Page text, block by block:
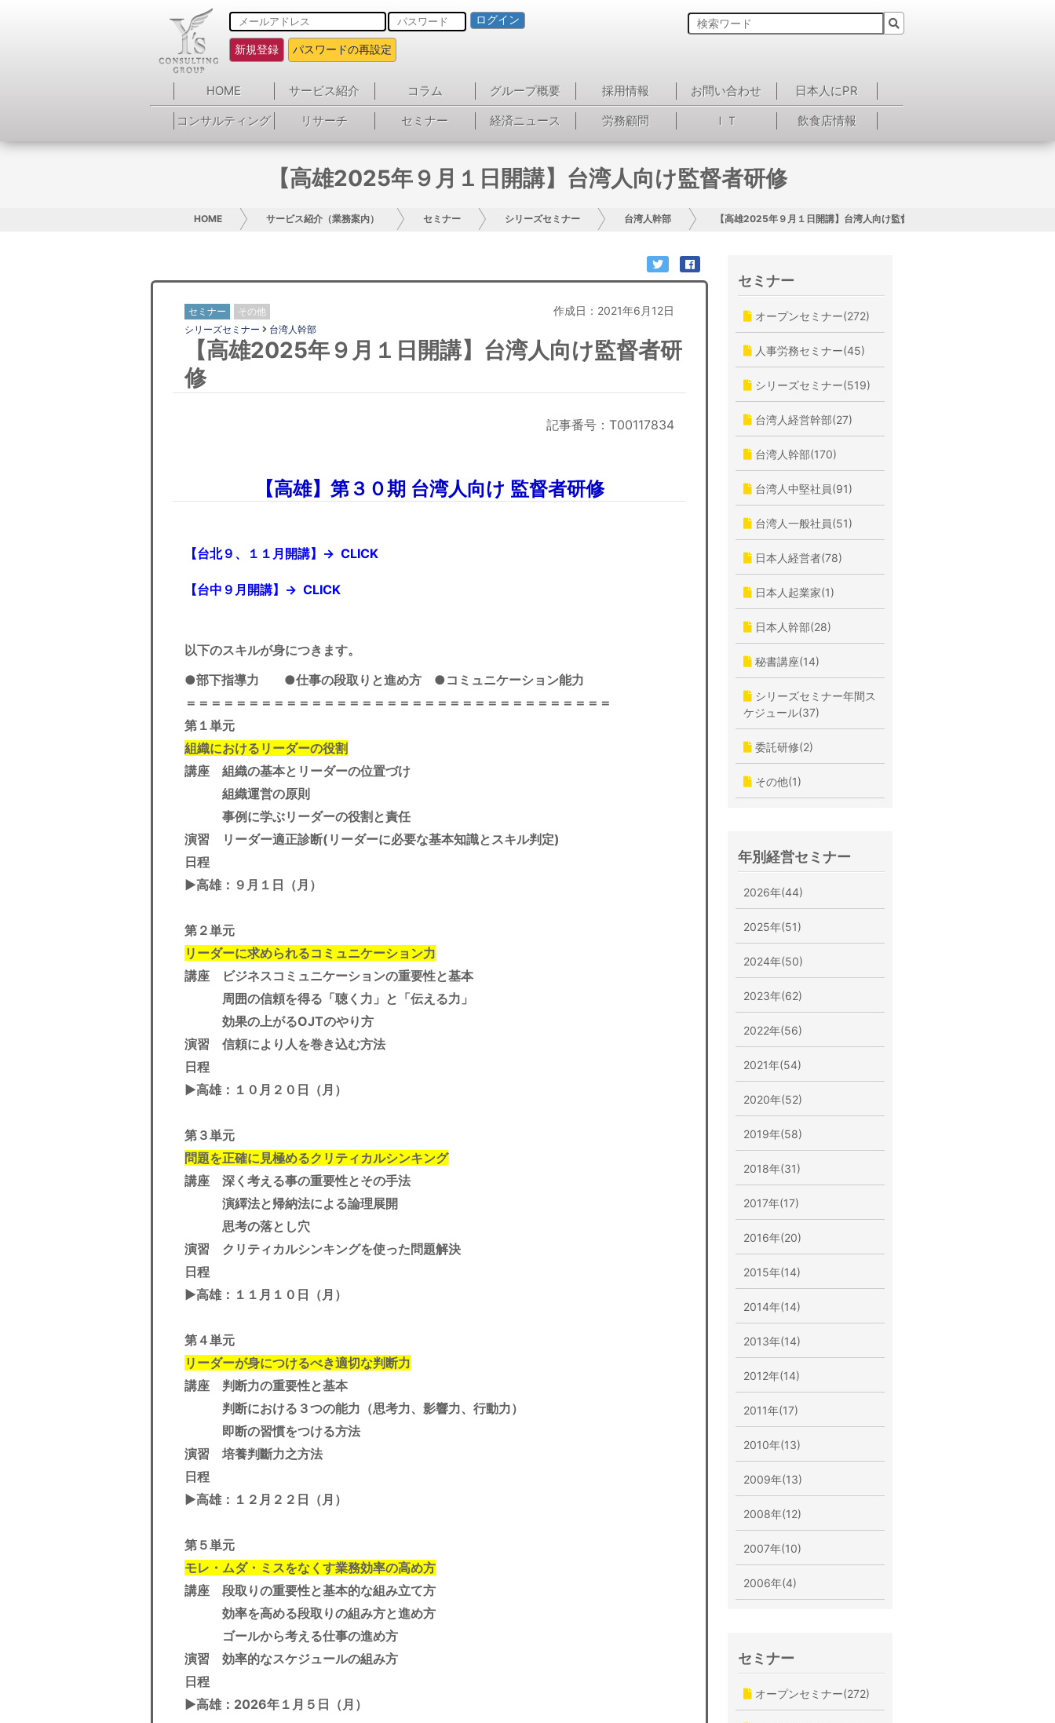
ログイン
新規登録 パスワードの再設定
HOME サービス紹介 コラム グループ概要 採用情報 お問い合わせ
日本人にPR
コンサルティング
リサーチ セミナー 経済ニュース 労務顧問 ＩＴ 飲食店情報
【高雄2025年９月１日開講】台湾人向け監督者研修
HOME サービス紹介（業務案内） セミナー シリーズセミナー 台湾人幹部 【高雄2025年９月１日開講】台湾人向け監督者研修
セミナー その他 作成日：2021年6月12日
シリーズセミナー 台湾人幹部
【高雄2025年９月１日開講】台湾人向け監督者研
修
記事番号：T00117834
【高雄】第３０期 台湾人向け 監督者研修
【台北９、１１ 月開講】→ CLICK
【台中９月開講】→ CLICK
以下のスキルが身につきます。
●部下指導力 ●仕事の段取りと進め方 ●コミュニケーション能力
＝＝＝＝＝＝＝＝＝＝＝＝＝＝＝＝＝＝＝＝＝＝＝＝＝＝＝＝＝＝＝＝＝＝
第１単元
組織におけるリーダーの役割
講座 組織の基本とリーダーの位置づけ
組織運営の原則
事例に学ぶリーダーの役割と責任
演習 リーダー適正診断(リーダーに必要な基本知識とスキル判定)
日程
▶︎高雄：９月１日（月）
第２単元
リーダーに求められるコミュニケーション力
講座 ビジネスコミュニケーションの重要性と基本
周囲の信頼を得る「聴く力」と「伝える力」
効果の上がるOJTのやり方
演習 信頼により人を巻き込む方法
日程
▶︎高雄：１０月２０日（月）
第３単元
問題を正確に見極めるクリティカルシンキング
講座 深く考える事の重要性とその手法
演繹法と帰納法による論理展開
思考の落とし穴
演習 クリティカルシンキングを使った問題解決
日程
▶︎高雄：１１月１０日（月）
第４単元
リーダーが身につけるべき適切な判断力
講座 判断力の重要性と基本
判断における３つの能力（思考力、影響力、行動力）
即断の習慣をつける方法
演習 培養判斷力之方法
日程
▶︎高雄：１２月２２日（月）
第５単元
モレ・ムダ・ミスをなくす業務効率の高め方
講座 段取りの重要性と基本的な組み立て方
効率を高める段取りの組み方と進め方
ゴールから考える仕事の進め方
演習 効率的なスケジュールの組み方
日程
▶︎高雄：2026年１月５日（月）
セミナー
オープンセミナー(272)
人事労務セミナー(45)
シリーズセミナー(519)
台湾人経営幹部(27)
台湾人幹部(170)
台湾人中堅社員(91)
台湾人一般社員(51)
日本人経営者(78)
日本人起業家(1)
日本人幹部(28)
秘書講座(14)
シリーズセミナー年間ス
ケジュール(37)
委託研修(2)
その他(1)
年別経営セミナー
2026年(44)
2025年(51)
2024年(50)
2023年(62)
2022年(56)
2021年(54)
2020年(52)
2019年(58)
2018年(31)
2017年(17)
2016年(20)
2015年(14)
2014年(14)
2013年(14)
2012年(14)
2011年(17)
2010年(13)
2009年(13)
2008年(12)
2007年(10)
2006年(4)
セミナー
オープンセミナー(272)